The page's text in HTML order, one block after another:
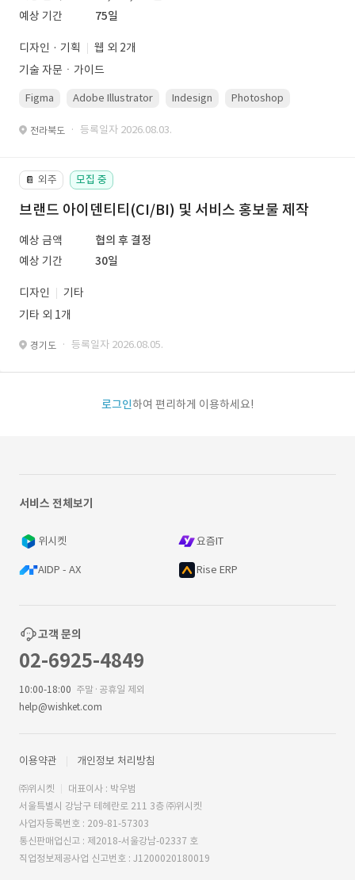
예상 기간
75일
디자인 · 기획
웹 외 2개
기술 자문ㆍ가이드
Figma Adobe Illustrator Indesign Photoshop
전라북도 · 등록일자 2026.08.03.
📔 외주 모집 중
브랜드 아이덴티티(CI/BI) 및 서비스 홍보물 제작
예상 금액
협의 후 결정
예상 기간
30일
디자인
기타
기타 외 1개
경기도 · 등록일자 2026.08.05.
로그인하여 편리하게 이용하세요!
서비스 전체보기
위시켓 요즘IT
AIDP - AX Rise ERP
고객 문의
02-6925-4849
10:00-18:00 주말·공휴일 제외
help@wishket.com
이용약관 개인정보 처리방침
㈜위시켓
대표이사 : 박우범
서울특별시 강남구 테헤란로 211 3층 ㈜위시켓
사업자등록번호 : 209-81-57303
통신판매업신고 : 제2018-서울강남-02337 호
직업정보제공사업 신고번호 : J1200020180019